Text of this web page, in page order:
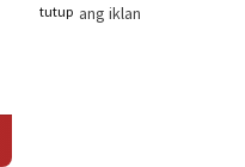
tutup